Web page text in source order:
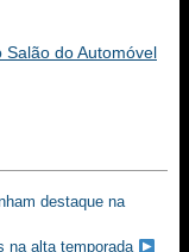
do Automóvel
destaque na
na alta temporada